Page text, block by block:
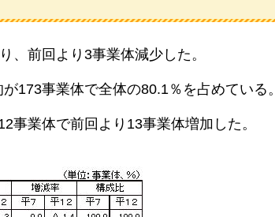
、前回より3事業体減少した。
173事業体で全体の80.1％を占めている。
事業体で前回より13事業体増加した。